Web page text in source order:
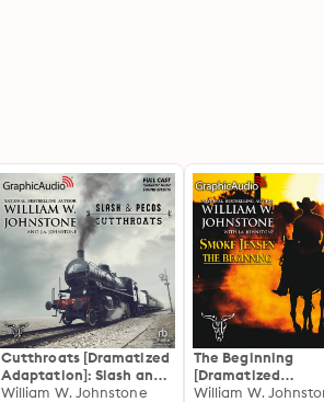
Cutthroats [Dramatized
Adaptation]: Slash and
Pecos 1
William W. Johnstone
The Beginning
[Dramatized
Adaptation]:
William W.